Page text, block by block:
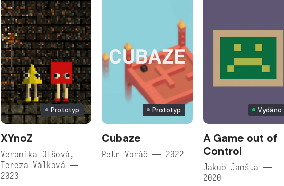
Prototyp
XYnoZ
Veronika Olšová,
Tereza Válková —
2023
Prototyp
Cubaze
Petr Voráč — 2022
Vydáno
A Game out of
Control
Jakub Janšta —
2020